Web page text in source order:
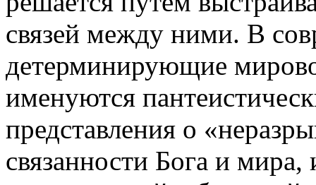
связей между ними. В
детерминирующие
именуются
представления о
связанности Бога и мира,